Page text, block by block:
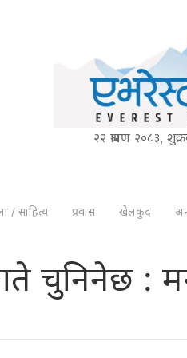
२२ श्रावण २०८३,
/ साहित्य प्रवास खेलकुद
गते चुनिनेछ :